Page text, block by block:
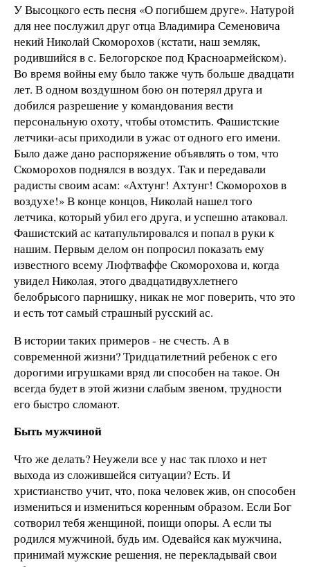
У Высоцкого есть песня «О погибшем друге». Натурой
для нее послужил друг отца Владимира Семеновича
некий Николай Скоморохов (кстати, наш земляк,
родившийся в с. Белогорское под Красноармейском).
Во время войны ему было также чуть больше двадцати
лет. В одном воздушном бою он потерял друга и
добился разрешение у командования вести
персональную охоту, чтобы отомстить. Фашистские
летчики-асы приходили в ужас от одного его имени.
Было даже дано распоряжение объявлять о том, что
Скоморохов поднялся в воздух. Так и передавали
радисты своим асам: «Ахтунг! Ахтунг! Скоморохов в
воздухе!» В конце концов, Николай нашел того
летчика, который убил его друга, и успешно атаковал.
Фашистский ас катапультировался и попал в руки к
нашим. Первым делом он попросил показать ему
известного всему Люфтваффе Скоморохова и, когда
увидел Николая, этого двадцатидвухлетнего
белобрысого парнишку, никак не мог поверить, что это
и есть тот самый страшный русский ас.
В истории таких примеров - не счесть. А в
современной жизни? Тридцатилетний ребенок с его
дорогими игрушками вряд ли способен на такое. Он
всегда будет в этой жизни слабым звеном, трудности
его быстро сломают.
Быть мужчиной
Что же делать? Неужели все у нас так плохо и нет
выхода из сложившейся ситуации? Есть. И
христианство учит, что, пока человек жив, он способен
измениться и измениться коренным образом. Если Бог
сотворил тебя женщиной, поищи опоры. А если ты
родился мужчиной, будь им. Одевайся как мужчина,
принимай мужские решения, не перекладывай свои